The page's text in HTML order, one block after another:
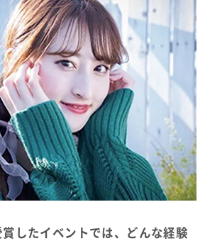
したイベントでは、どんな経験